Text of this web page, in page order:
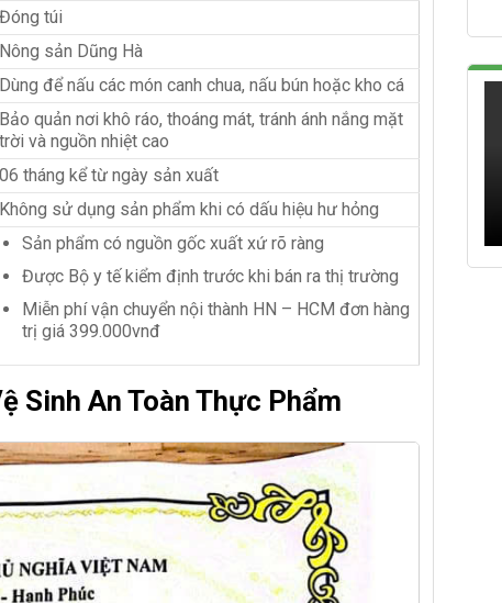
Đóng túi
Nông sản Dũng Hà
Dùng để nấu các món canh chua, nấu bún hoặc kho cá
Bảo quản nơi khô ráo, thoáng mát, tránh ánh nắng mặt
trời và nguồn nhiệt cao
06 tháng kể từ ngày sản xuất
Không sử dụng sản phẩm khi có dấu hiệu hư hỏng
Sản phẩm có nguồn gốc xuất xứ rõ ràng
Được Bộ y tế kiểm định trước khi bán ra thị trường
Miễn phí vận chuyển nội thành HN – HCM đơn hàng
trị giá 399.000vnđ
Sinh An Toàn Thực Phẩm